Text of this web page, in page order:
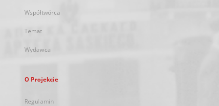
Współtwórca
Temat
Wydawca
O Projekcie
Regulamin